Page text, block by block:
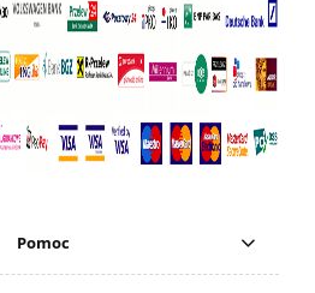
Pomoc